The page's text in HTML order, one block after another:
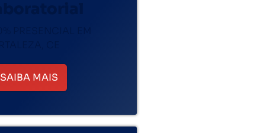
SAIBA MAIS